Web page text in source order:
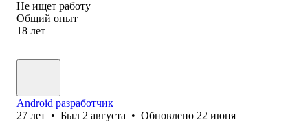
Не ищет работу
Общий опыт
18 лет
Android разработчик
27 лет • Был 2 августа • Обновлено 22 июня